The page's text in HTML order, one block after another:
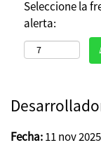
Seleccione la
alerta:
Fecha:11 nov 2025